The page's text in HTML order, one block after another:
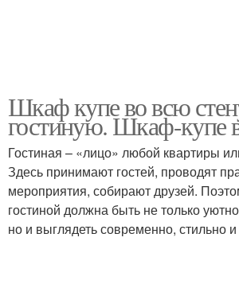
Шкаф купе во всю
гостиную. Шкаф-купе
Гостиная – «лицо» любой квартиры
Здесь принимают гостей, проводят
мероприятия, собирают друзей.
гостиной должна быть не только
но и выглядеть современно, стильно